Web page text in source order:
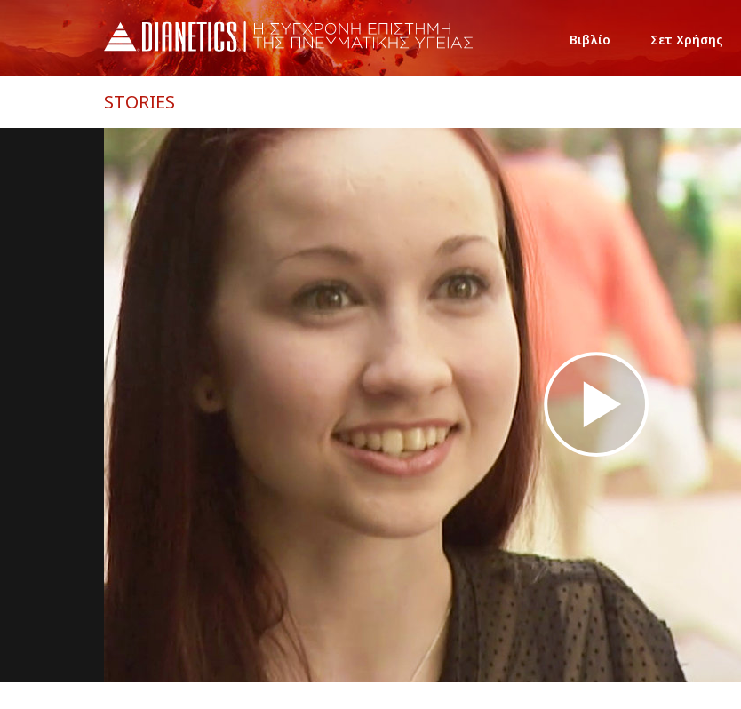
Βιβλίο Σετ Χρήσης
STORIES
Play
Video